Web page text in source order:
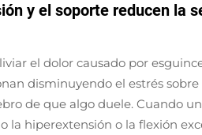
y el soporte reducen la
el dolor causado por
disminuyendo el estrés sobre
de que algo duele. Cuando
la hiperextensión o la flexión